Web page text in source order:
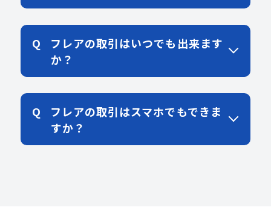
フレアの取引はいつでも出来ます
か？
フレアの取引はスマホでもできま
すか？